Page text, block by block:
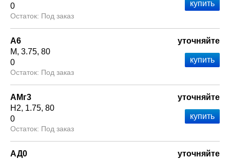
0
Под заказ
А6
М 3.75 80
0
Под заказ
уточняйте
АМг3
Н2 1.75 80
0
Под заказ
уточняйте
АД0
уточняйте